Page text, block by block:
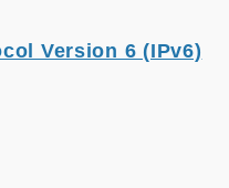
Version 6 (IPv6)